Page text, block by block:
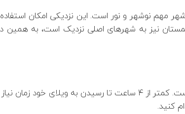
نوشهر و نور است. این نزدیکی امکان استفاده
نیز به شهرهای اصلی نزدیک است، به
برای ساکنین تهران، نزدیکی سیسنگان به مسیر معروف چالوس یک مزیت ویژه است. کمتر از ۴ ساعت
کنید.